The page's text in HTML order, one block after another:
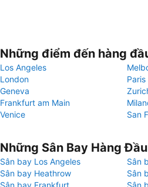
Những điểm đến hàng
Los Angeles
London
Paris
Geneva
Frankfurt am Main
Venice
San
Những Sân Bay Hàng
Sân bay Los Angeles
Sân
Sân bay Heathrow
Sân
Sân bay Frankfurt
Sân